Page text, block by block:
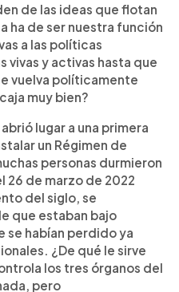
de las ideas que flotan
ha de ser nuestra función
a las políticas
vivas y activas hasta que
vuelva políticamente
muy bien?
lugar a una primera
un Régimen de
personas durmieron
26 de marzo de 2022
del siglo, se
que estaban bajo
se habían perdido ya
¿De qué le sirve
los tres órganos del
pero